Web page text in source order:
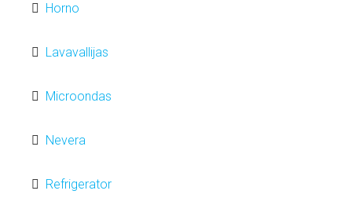
Horno
Lavavallijas
Microondas
Nevera
Refrigerator